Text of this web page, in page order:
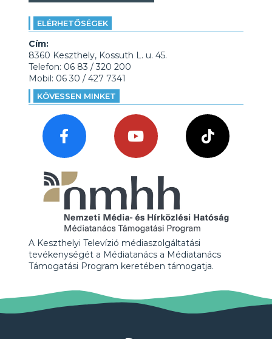
ELÉRHETŐSÉGEK
Cím:
8360 Keszthely, Kossuth L. u. 45.
Telefon: 06 83 / 320 200
Mobil: 06 30 / 427 7341
KÖVESSEN MINKET
A Keszthelyi Televízió médiaszolgáltatási
tevékenységét a Médiatanács a Médiatanács
Támogatási Program keretében támogatja.